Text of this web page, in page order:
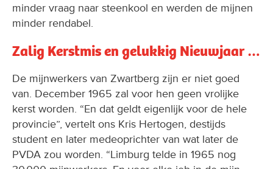
minder vraag naar steenkool en werden de mijnen
minder rendabel.
Zalig Kerstmis en gelukkig Nieuwjaar …
De mijnwerkers van Zwartberg zijn er niet goed
van. December 1965 zal voor hen geen vrolijke
kerst worden. “En dat geldt eigenlijk voor de hele
provincie”, vertelt ons Kris Hertogen, destijds
student en later medeoprichter van wat later de
PVDA zou worden. “Limburg telde in 1965 nog